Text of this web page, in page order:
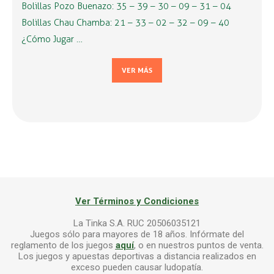
Bolillas Pozo Buenazo: 35 – 39 – 30 – 09 – 31 – 04
Bolillas Chau Chamba: 21 – 33 – 02 – 32 – 09 – 40
¿Cómo Jugar …
VER MÁS
Ver Términos y Condiciones
La Tinka S.A. RUC 20506035121
Juegos sólo para mayores de 18 años. Infórmate del
reglamento de los juegos aquí, o en nuestros puntos de venta.
Los juegos y apuestas deportivas a distancia realizados en
exceso pueden causar ludopatía.